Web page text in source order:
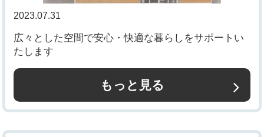
2023.07.31
広々とした空間で安心・快適な暮らしをサポートい
たします
もっと見る